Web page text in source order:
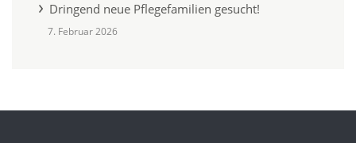
Dringend neue Pflegefamilien gesucht!
7. Februar 2026